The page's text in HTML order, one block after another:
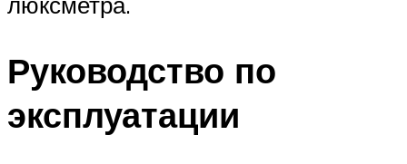
Руководство по
эксплуатации